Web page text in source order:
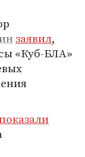
заявил,
«Куб-БЛА»